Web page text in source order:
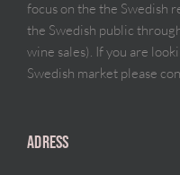
focus on the the Swedish
the Swedish public
wine sales). If you are
Swedish market please
ADRESS